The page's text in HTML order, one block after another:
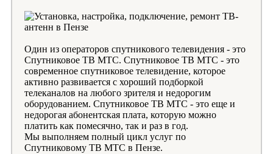
Один из операторов спутникового телевидения - это
Спутниковое ТВ МТС. Спутниковое ТВ МТС - это
современное спутниковое телевидение, которое
активно развивается с хороший подборкой
телеканалов на любого зрителя и недорогим
оборудованием. Спутниковое ТВ МТС - это еще и
недорогая абонентская плата, которую можно
платить как помесячно, так и раз в год.
Мы выполняем полный цикл услуг по
Спутниковому ТВ МТС в Пензе.